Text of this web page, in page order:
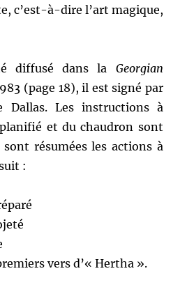
c’est-à-dire l’art magique,
diffusé dans la Georgian
(page 18), il est signé par
Dallas. Les instructions à
et du chaudron sont
résumées les actions à
:
vers d’« Hertha ».